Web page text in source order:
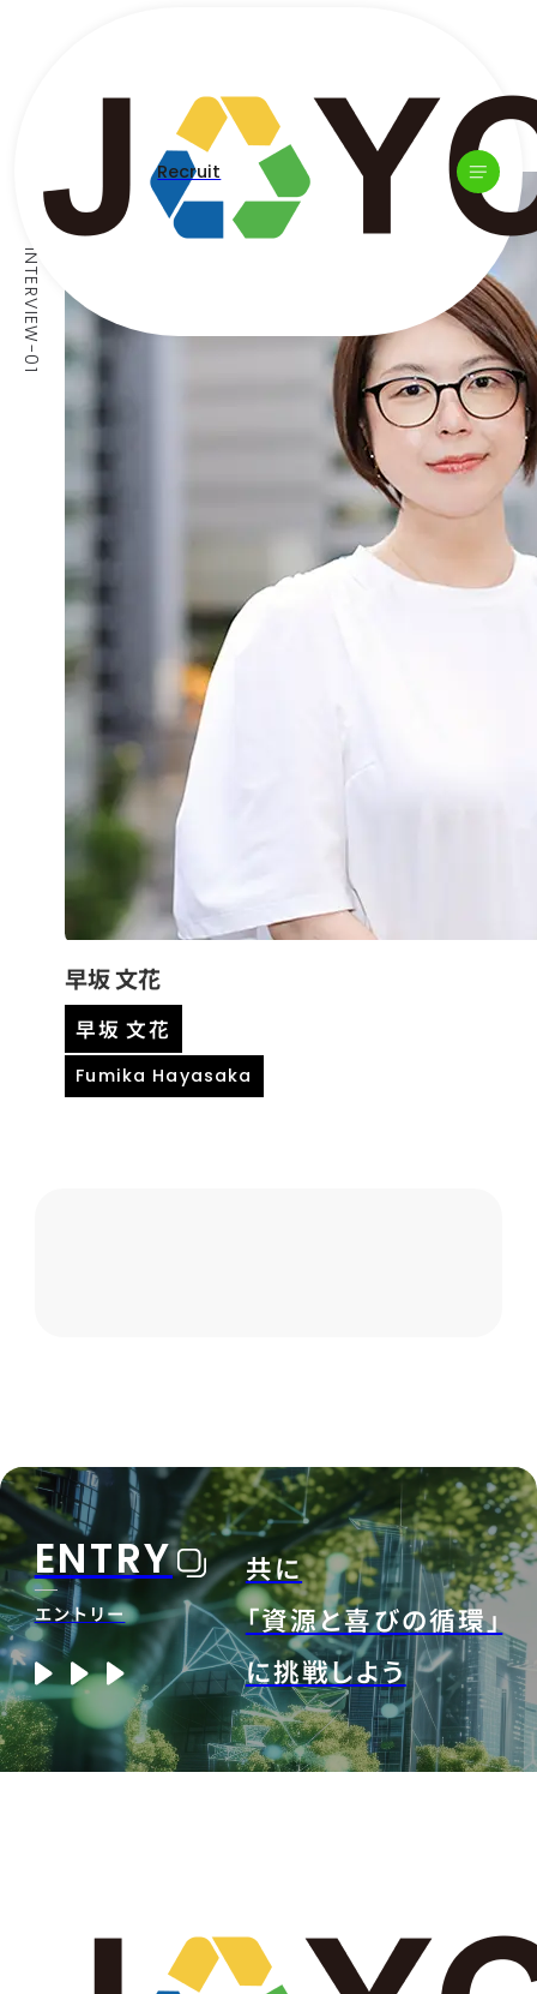
Recruit
INTERVIEW-01
早坂 文花
早坂 文花
Fumika Hayasaka
ENTRY
エントリー
共に
「資源と喜びの循環」
に挑戦しよう